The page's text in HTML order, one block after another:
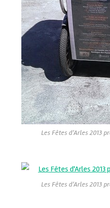
Les Fêtes d’Arles 2013
Les Fêtes d’Arles 2013